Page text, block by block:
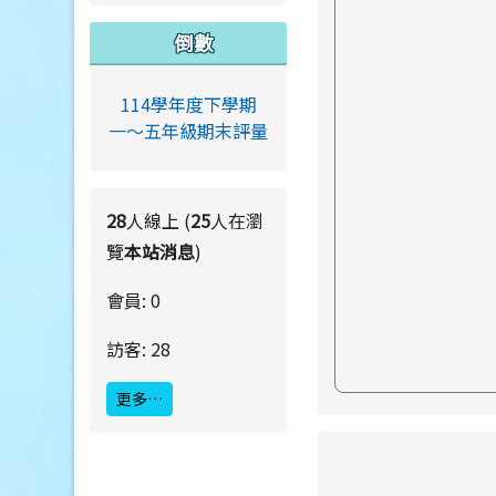
倒數
114學年度下學期
一～五年級期末評量
28人線上 (25人在瀏
覽本站消息)
會員: 0
訪客: 28
更多…